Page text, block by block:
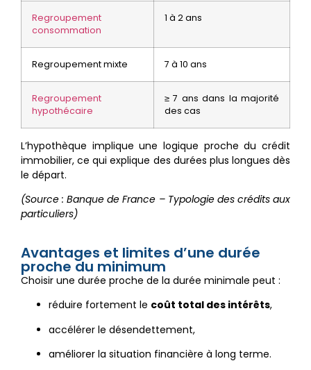
Regroupement
consommation
1 à 2 ans
Regroupement mixte 7 à 10 ans
Regroupement
hypothécaire
≥ 7 ans dans la majorité
des cas
L’hypothèque implique une logique proche du crédit
immobilier, ce qui explique des durées plus longues dès
le départ.
(Source : Banque de France – Typologie des crédits aux
particuliers)
Avantages et limites d’une durée
proche du minimum
Choisir une durée proche de la durée minimale peut :
réduire fortement le coût total des intérêts,
accélérer le désendettement,
améliorer la situation financière à long terme.